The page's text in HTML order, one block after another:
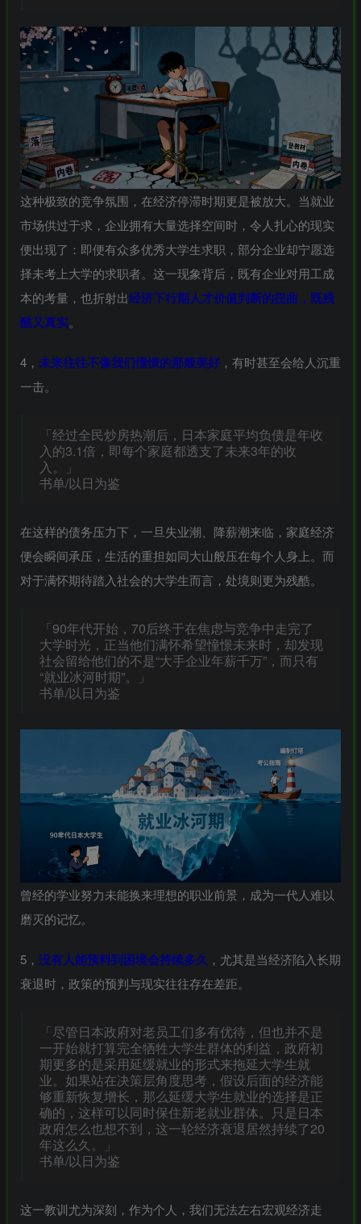
这种极致的竞争氛围，在经济停滞时期更是被放大。当就业
市场供过于求，企业拥有大量选择空间时，令人扎心的现实
便出现了：即便有众多优秀大学生求职，部分企业却宁愿选
择未考上大学的求职者。这一现象背后，既有企业对用工成
本的考量，也折射出经济下行期人才价值判断的扭曲，既残
酷又真实。
4， 未来往往不像我们憧憬的那般美好 ，有时甚至会给人沉重
一击。
「经过全民炒房热潮后，日本家庭平均负债是年收
入的3.1倍，即每个家庭都透支了未来3年的收
入。」
书单/以日为鉴
在这样的债务压力下，一旦失业潮、降薪潮来临，家庭经济
便会瞬间承压，生活的重担如同大山般压在每个人身上。而
对于满怀期待踏入社会的大学生而言，处境则更为残酷。
「90年代开始，70后终于在焦虑与竞争中走完了
大学时光，正当他们满怀希望憧憬未来时，却发现
社会留给他们的不是“大手企业年薪千万”，而只有
“就业冰河时期”。」
书单/以日为鉴
曾经的学业努力未能换来理想的职业前景，成为一代人难以
磨灭的记忆。
5， 没有人能预料到困境会持续多久 ，尤其是当经济陷入长期
衰退时，政策的预判与现实往往存在差距。
「尽管日本政府对老员工们多有优待，但也并不是
一开始就打算完全牺牲大学生群体的利益，政府初
期更多的是采用延缓就业的形式来拖延大学生就
业。如果站在决策层角度思考，假设后面的经济能
够重新恢复增长，那么延缓大学生就业的选择是正
确的，这样可以同时保住新老就业群体。只是日本
政府怎么也想不到，这一轮经济衰退居然持续了20
年这么久。」
书单/以日为鉴
这一教训尤为深刻，作为个人，我们无法左右宏观经济走